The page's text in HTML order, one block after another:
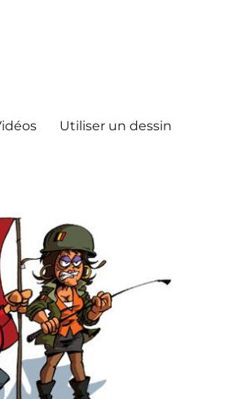
Utiliser un dessin